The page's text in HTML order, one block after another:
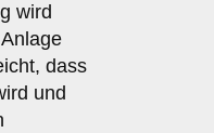
wird
dass
und